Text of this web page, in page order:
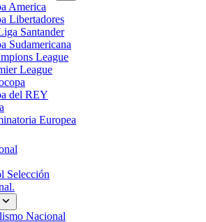
America
Libertadores
Santander
Sudamericana
League
League
del REY
Europea
Selección
Nacional